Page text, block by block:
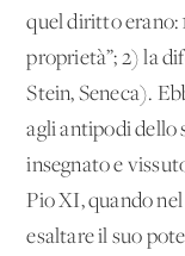
quel diritto erano:
proprietà”; 2) la
Stein, Seneca).
agli antipodi dello
insegnato e
Pio XI, quando
esaltare il suo